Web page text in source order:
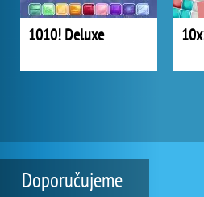
1010! Deluxe
Doporučujeme